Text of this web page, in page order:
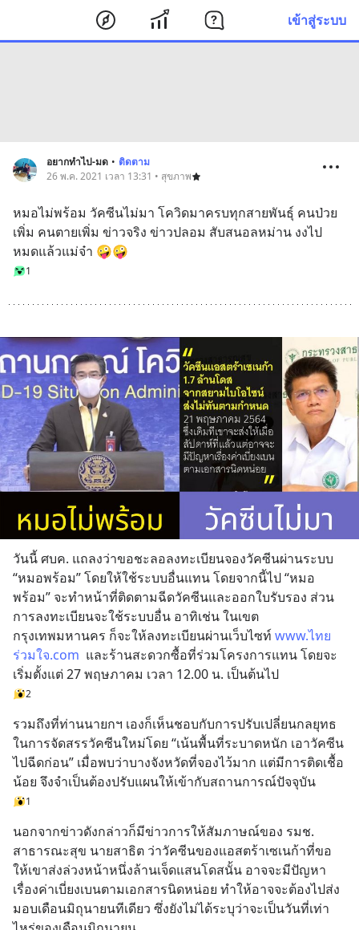
เข้าสู่ระบบ
อยากทำไป-มด • ติดตาม
26 พ.ค. 2021 เวลา 13:31 • สุขภาพ
หมอไม่พร้อม วัคซีนไม่มา โควิดมาครบทุกสายพันธุ์ คนป่วย
เพิ่ม คนตายเพิ่ม ข่าวจริง ข่าวปลอม สับสนอลหม่าน งงไป
หมดแล้วแม่จ๋า 🤪🤪
1
วันนี้ ศบค. แถลงว่าขอชะลอลงทะเบียนจองวัคซีนผ่านระบบ
“หมอพร้อม” โดยให้ใช้ระบบอื่นแทน โดยจากนี้ไป “หมอ
พร้อม” จะทำหน้าที่ติดตามฉีดวัคซีนและออกใบรับรอง ส่วน
การลงทะเบียนจะใช้ระบบอื่น อาทิเช่น ในเขต
กรุงเทพมหานคร ก็จะให้ลงทะเบียนผ่านเว็บไซท์ www.ไทย
ร่วมใจ.com และร้านสะดวกซื้อที่ร่วมโครงการแทน โดยจะ
เริ่มตั้งแต่ 27 พฤษภาคม เวลา 12.00 น. เป็นต้นไป
2
รวมถึงที่ท่านนายกฯ เองก็เห็นชอบกับการปรับเปลี่ยนกลยุทธ
ในการจัดสรรวัคซีนใหม่โดย “เน้นพื้นที่ระบาดหนัก เอาวัคซีน
ไปฉีดก่อน” เมื่อพบว่าบางจังหวัดที่จองไว้มาก แต่มีการติดเชื้อ
น้อย จึงจำเป็นต้องปรับแผนให้เข้ากับสถานการณ์ปัจจุบัน
1
นอกจากข่าวดังกล่าวก็มีข่าวการให้สัมภาษณ์ของ รมช.
สาธารณะสุข นายสาธิต ว่าวัคซีนของแอสตร้าเซเนก้าที่ขอ
ให้เขาส่งล่วงหน้าหนึ่งล้านเจ็ดแสนโดสนั้น อาจจะมีปัญหา
เรื่องค่าเบี่ยงเบนตามเอกสารนิดหน่อย ทำให้อาจจะต้องไปส่ง
มอบเดือนมิถุนายนทีเดียว ซึ่งยังไม่ได้ระบุว่าจะเป็นวันที่เท่า